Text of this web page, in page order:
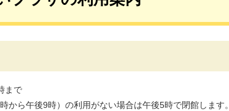
まで
から午後9時）の利用がない場合は午後5時で閉館します。